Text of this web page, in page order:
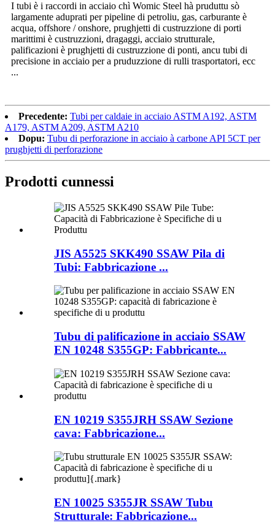
I tubi è i raccordi in acciaio chì Womic Steel hà pruduttu sò
largamente aduprati per pipeline di petroliu, gas, carburante è
acqua, offshore / onshore, prughjetti di custruzzione di porti
marittimi è custruzzioni, dragaggi, acciaio strutturale,
palificazioni è prughjetti di custruzzione di ponti, ancu tubi di
precisione in acciaio per a pruduzzione di rulli trasportatori, ecc
...
Precedente: Tubi per caldaie in acciaio ASTM A192, ASTM
A179, ASTM A209, ASTM A210
Dopu: Tubu di perforazione in acciaio à carbone API 5CT per
prughjetti di perforazione
Prodotti cunnessi
JIS A5525 SKK490 SSAW Pila di
Tubi: Fabbricazione ...
Tubu di palificazione in acciaio SSAW
EN 10248 S355GP: Fabbricante...
EN 10219 S355JRH SSAW Sezione
cava: Fabbricazione...
EN 10025 S355JR SSAW Tubu
Strutturale: Fabbricazione...